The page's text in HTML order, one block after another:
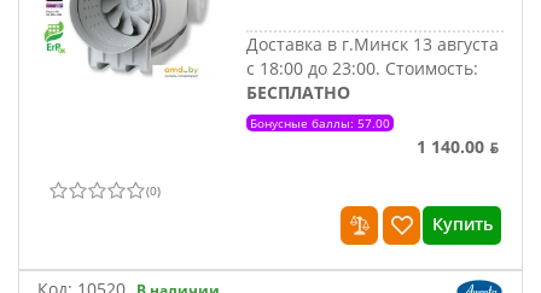
Доставка в г.Минск 13 августа
с 18:00 до 23:00. Стоимость:
БЕСПЛАТНО
Бонусные баллы: 57.00
1 140.00 ƃ
(0)
Купить